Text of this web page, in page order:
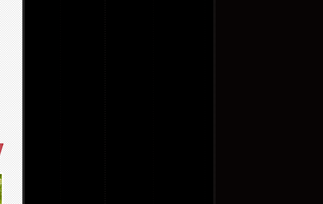
[お知らせ] 主題歌が決定！
[お知らせ] オリジナルグッズ情報
[ファンメッセージ] スタート！
[キャスト] UP！
[スタッフ] UP！
[イントロダクション] UP！
[お知らせ] 公式サイトオープン！